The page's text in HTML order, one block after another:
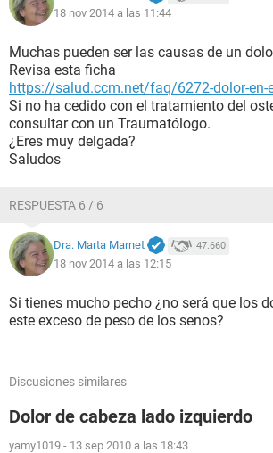
18 nov 2014 a las 11:44
Muchas pueden ser las causas de un
Revisa esta ficha
https://salud.ccm.net/faq/6272-dolor-en-
Si no ha cedido con el tratamiento del
consultar con un Traumatólogo.
¿Eres muy delgada?
Saludos
RESPUESTA 6 / 6
Dra. Marta Marnet 47.660
18 nov 2014 a las 12:15
Si tienes mucho pecho ¿no será que los
este exceso de peso de los senos?
Discusiones similares
Dolor de cabeza lado izquierdo
yamy1019 - 13 sep 2010 a las 18:43